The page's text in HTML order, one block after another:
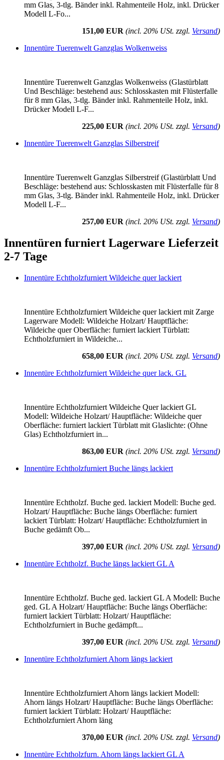
mm Glas, 3-tlg. Bänder inkl. Rahmenteile Holz, inkl. Drücker
Modell L-Fo...
151,00 EUR (incl. 20% USt. zzgl. Versand)
Innentüre Tuerenwelt Ganzglas Wolkenweiss
Innentüre Tuerenwelt Ganzglas Wolkenweiss (Glastürblatt
Und Beschläge: bestehend aus: Schlosskasten mit Flüsterfalle
für 8 mm Glas, 3-tlg. Bänder inkl. Rahmenteile Holz, inkl.
Drücker Modell L-F...
225,00 EUR (incl. 20% USt. zzgl. Versand)
Innentüre Tuerenwelt Ganzglas Silberstreif
Innentüre Tuerenwelt Ganzglas Silberstreif (Glastürblatt Und
Beschläge: bestehend aus: Schlosskasten mit Flüsterfalle für 8
mm Glas, 3-tlg. Bänder inkl. Rahmenteile Holz, inkl. Drücker
Modell L-F...
257,00 EUR (incl. 20% USt. zzgl. Versand)
Innentüren furniert Lagerware Lieferzeit
2-7 Tage
Innentüre Echtholzfurniert Wildeiche quer lackiert
Innentüre Echtholzfurniert Wildeiche quer lackiert mit Zarge
Lagerware Modell: Wildeiche Holzart/ Hauptfläche:
Wildeiche quer Oberfläche: furniert lackiert Türblatt:
Echtholzfurniert in Wildeiche...
658,00 EUR (incl. 20% USt. zzgl. Versand)
Innentüre Echtholzfurniert Wildeiche quer lack. GL
Innentüre Echtholzfurniert Wildeiche Quer lackiert GL
Modell: Wildeiche Holzart/ Hauptfläche: Wildeiche quer
Oberfläche: furniert lackiert Türblatt mit Glaslichte: (Ohne
Glas) Echtholzfurniert in...
863,00 EUR (incl. 20% USt. zzgl. Versand)
Innentüre Echtholzfurniert Buche längs lackiert
Innentüre Echtholzf. Buche ged. lackiert Modell: Buche ged.
Holzart/ Hauptfläche: Buche längs Oberfläche: furniert
lackiert Türblatt: Holzart/ Hauptfläche: Echtholzfurniert in
Buche gedämft Ob...
397,00 EUR (incl. 20% USt. zzgl. Versand)
Innentüre Echtholzf. Buche längs lackiert GL A
Innentüre Echtholzf. Buche ged. lackiert GL A Modell: Buche
ged. GL A Holzart/ Hauptfläche: Buche längs Oberfläche:
furniert lackiert Türblatt: Holzart/ Hauptfläche:
Echtholzfurniert in Buche gedämpft...
397,00 EUR (incl. 20% USt. zzgl. Versand)
Innentüre Echtholzfurniert Ahorn längs lackiert
Innentüre Echtholzfurniert Ahorn längs lackiert Modell:
Ahorn längs Holzart/ Hauptfläche: Buche längs Oberfläche:
furniert lackiert Türblatt: Holzart/ Hauptfläche:
Echtholzfurniert Ahorn läng
370,00 EUR (incl. 20% USt. zzgl. Versand)
Innentüre Echtholzfurn. Ahorn längs lackiert GL A